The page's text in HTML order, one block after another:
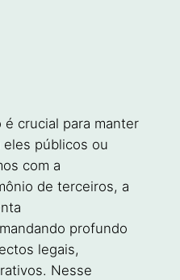
crucial para manter
eles públicos ou
com a
de terceiros, a
profundo
legais,
Nesse